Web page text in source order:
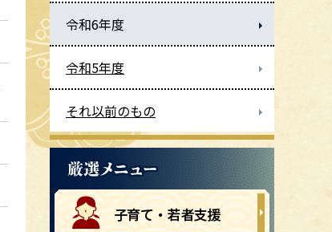
令和6年度
令和5年度
それ以前のもの